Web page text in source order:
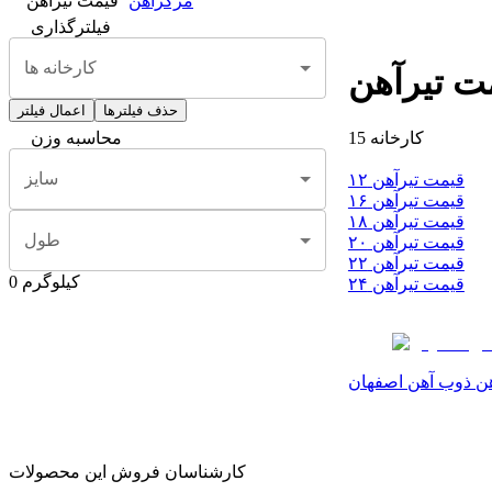
تیرآهن
15 کارخانه
قیمت تیرآهن ۱۲
قیمت تیرآهن ۱۶
قیمت تیرآهن ۱۸
قیمت تیرآهن ۲۰
قیمت تیرآهن ۲۲
قیمت تیرآهن ۲۴
ذوب آهن اصفهان
فیلترگذاری
کارخانه ها
اعمال فیلتر حذف فیلترها
محاسبه وزن
سایز
طول
0 کیلوگرم
کارشناسان فروش این محصولات